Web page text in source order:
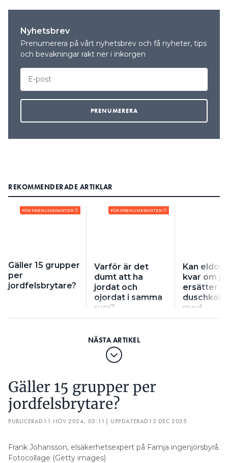
Nyhetsbrev
Prenumerera på vårt nyhetsbrev och få nyheter, tips
och bevakningar rakt ner i inkorgen
REKOMMENDERADE ARTIKLAR
FÖR PRENUMERANTER
Gäller 15 grupper
per
jordfelsbrytare?
FÖR PRENUMERANTER
Varför är det
dumt att ha
jordat och
ojordat i samma
rum?
Kan
kvar om
ersätter
med
Gäller 15 grupper per
jordfelsbrytare?
PUBLICERAD 11 NOV 2024, 05:11 | UPPDATERAD 15 DEC 2025
Frank Johansson, elsäkerhetsexpert på Famja ingenjörsbyrå.
Fotocollage (Getty images)